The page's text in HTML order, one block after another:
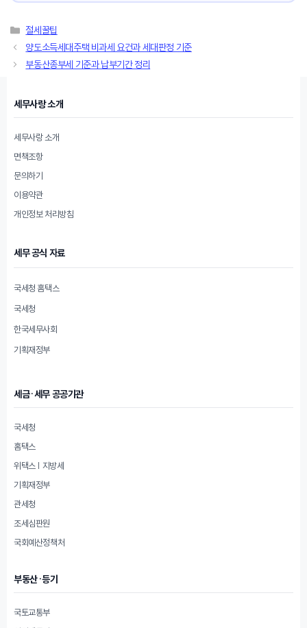
카
테
리
절세꿀팁
양도소득세대주택 비과세 요건과 세대판정 기준
부동산종부세 기준과 납부기간 정리
세무사랑 소개
세무사랑 소개
면책조항
문의하기
이용약관
개인정보 처리방침
세무 공식 자료
국세청 홈택스
국세청
한국세무사회
기획재정부
세금·세무 공공기관
국세청
홈택스
위택스 | 지방세
기획재정부
관세청
조세심판원
국회예산정책처
부동산·등기
국토교통부